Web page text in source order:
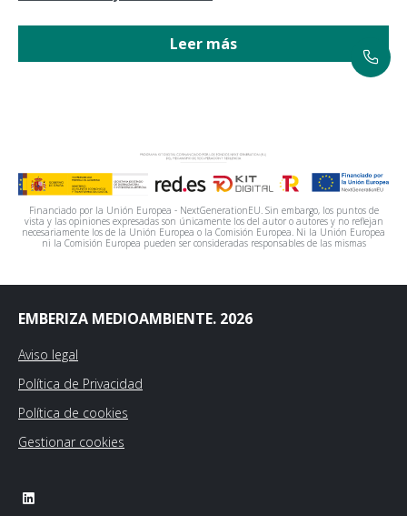
Leer más
Financiado por la Unión Europea - NextGenerationEU. Sin embargo, los puntos de
vista y las opiniones expresadas son únicamente los del autor o autores y no reflejan
necesariamente los de la Unión Europea o la Comisión Europea. Ni la Unión Europea
ni la Comisión Europea pueden ser consideradas responsables de las mismas
EMBERIZA MEDIOAMBIENTE. 2026
Aviso legal
Política de Privacidad
Política de cookies
Gestionar cookies